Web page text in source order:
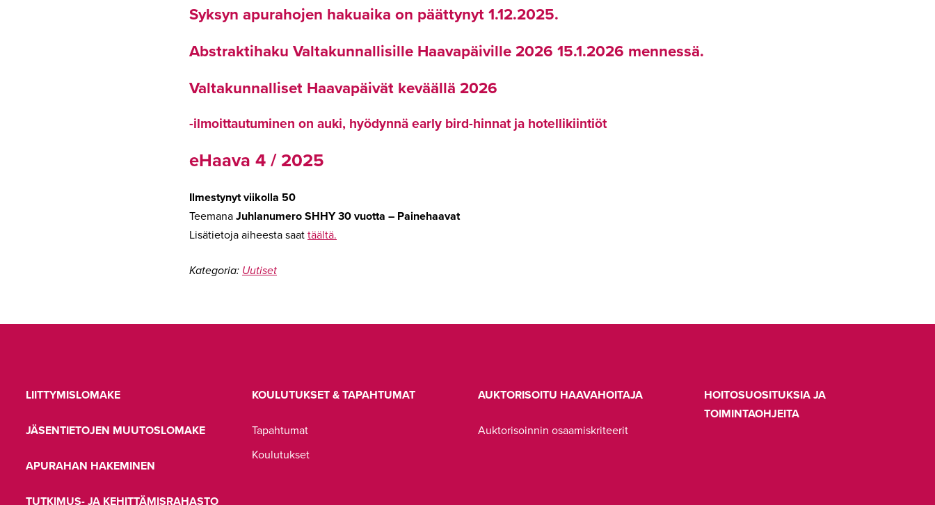
Syksyn apurahojen hakuaika on päättynyt 1.12.2025.
Abstraktihaku Valtakunnallisille Haavapäiville 2026 15.1.2026 mennessä.
Valtakunnalliset Haavapäivät keväällä 2026
-ilmoittautuminen on auki, hyödynnä early bird-hinnat ja hotellikiintiöt
eHaava 4 / 2025
Ilmestynyt viikolla 50
TeemanaJuhlanumero SHHY 30 vuotta – Painehaavat
Lisätietoja aiheesta saattäältä.
Kategoria: Uutiset
LIITTYMISLOMAKE
JÄSENTIETOJEN MUUTOSLOMAKE
APURAHAN HAKEMINEN
TUTKIMUS- JA KEHITTÄMISRAHASTO
KOULUTUKSET & TAPAHTUMAT
Tapahtumat
Koulutukset
AUKTORISOITU HAAVAHOITAJA
Auktorisoinnin osaamiskriteerit
HOITOSUOSITUKSIA JA
TOIMINTAOHJEITA